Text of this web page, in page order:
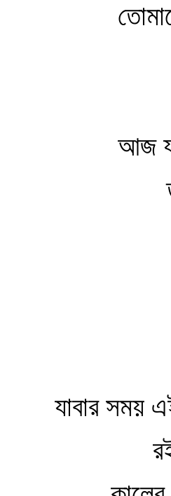
আজ
যাবার সময়